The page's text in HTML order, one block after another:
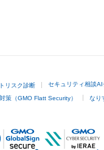
リスク診断 セキュリティ相談AI
策（GMO Flatt Security） なり